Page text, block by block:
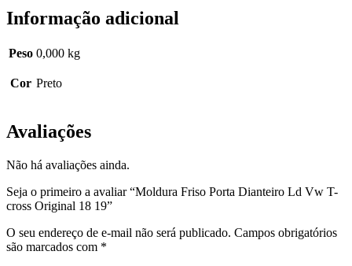
Informação adicional
Peso 0,000 kg
Cor Preto
Avaliações
Não há avaliações ainda.
Seja o primeiro a avaliar “Moldura Friso Porta Dianteiro Ld Vw T-
cross Original 18 19”
O seu endereço de e-mail não será publicado. Campos obrigatórios
são marcados com *